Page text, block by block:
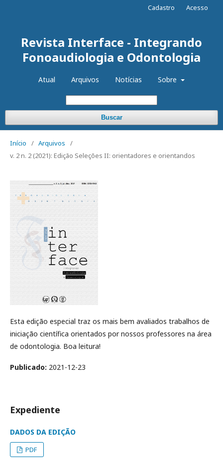
Revista Interface - Integrando
Fonoaudiologia e Odontologia
Atual Arquivos Notícias Sobre
Buscar
Cadastro Acesso
Início / Arquivos
/
v. 2 n. 2 (2021): Edição Seleções II: orientadores e orientandos
Esta edição especial traz os mais bem avaliados trabalhos de
iniciação científica orientados por nossos professores na área
de odontologia. Boa leitura!
Publicado: 2021-12-23
Expediente
DADOS DA EDIÇÃO
PDF